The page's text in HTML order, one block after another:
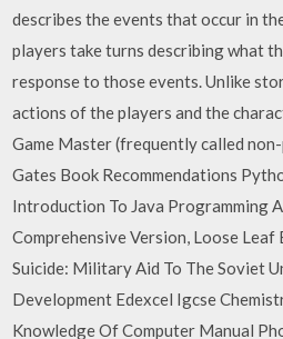
describes the events that occur in
players take turns describing what
response to those events. Unlike
actions of the players and the
Game Master (frequently called
Gates Book Recommendations
Introduction To Java Programming
Comprehensive Version, Loose
Suicide: Military Aid To The Soviet
Development Edexcel Igcse
Knowledge Of Computer Manual